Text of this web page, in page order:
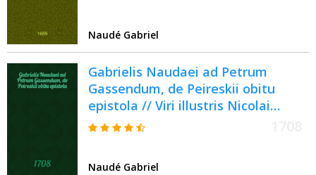
Naudé Gabriel
Gabrielis Naudaei ad Petrum
Gassendum, de Peireskii obitu
epistola // Viri illustris Nicolai
Claudii Fabricii de Peiresc ... vita
Naudé Gabriel